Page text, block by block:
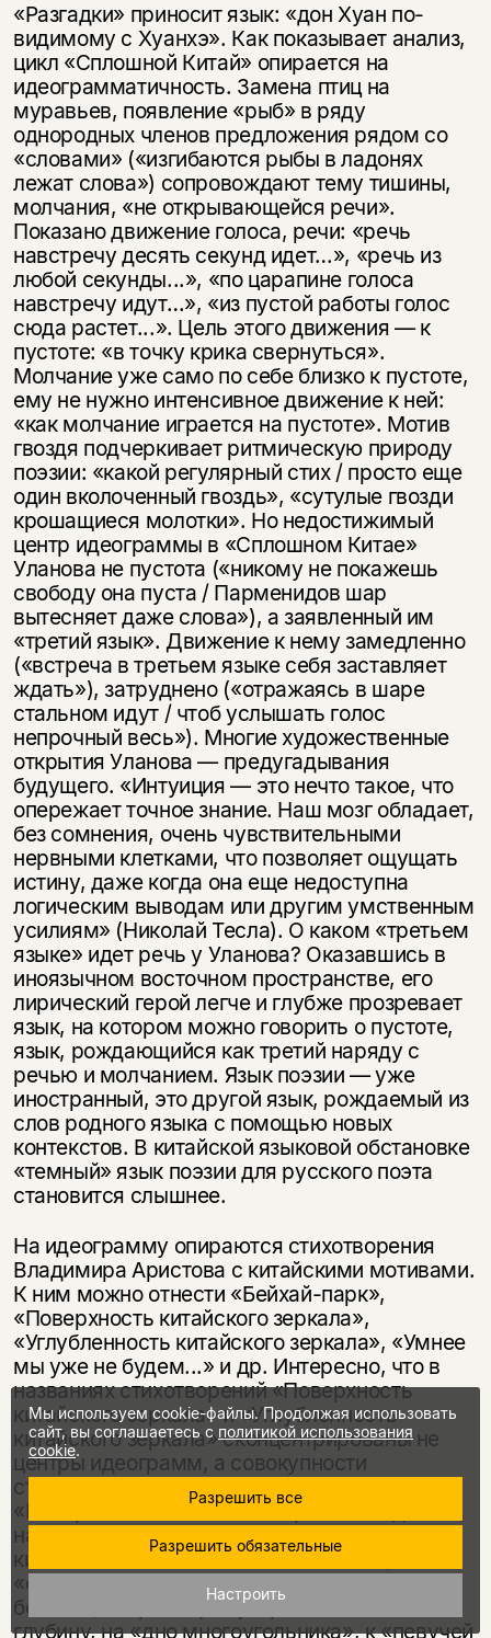
«Разгадки» приносит язык: «дон Хуан по-
видимому с Хуанхэ». Как показывает анализ,
цикл «Сплошной Китай» опирается на
идеограмматичность. Замена птиц на
муравьев, появление «рыб» в ряду
однородных членов предложения рядом со
«словами» («изгибаются рыбы в ладонях
лежат слова») сопровождают тему тишины,
молчания, «не открывающейся речи».
Показано движение голоса, речи: «речь
навстречу десять секунд идет…», «речь из
любой секунды...», «по царапине голоса
навстречу идут…», «из пустой работы голос
сюда растет...». Цель этого движения — к
пустоте: «в точку крика свернуться».
Молчание уже само по себе близко к пустоте,
ему не нужно интенсивное движение к ней:
«как молчание играется на пустоте». Мотив
гвоздя подчеркивает ритмическую природу
поэзии: «какой регулярный стих / просто еще
один вколоченный гвоздь», «сутулые гвозди
крошащиеся молотки». Но недостижимый
центр идеограммы в «Сплошном Китае»
Уланова не пустота («никому не покажешь
свободу она пуста / Парменидов шар
вытесняет даже слова»), а заявленный им
«третий язык». Движение к нему замедленно
(«встреча в третьем языке себя заставляет
ждать»), затруднено («отражаясь в шаре
стальном идут / чтоб услышать голос
непрочный весь»). Многие художественные
открытия Уланова — предугадывания
будущего. «Интуиция — это нечто такое, что
опережает точное знание. Наш мозг обладает,
без сомнения, очень чувствительными
нервными клетками, что позволяет ощущать
истину, даже когда она еще недоступна
логическим выводам или другим умственным
усилиям» (Николай Тесла). О каком «третьем
языке» идет речь у Уланова? Оказавшись в
иноязычном восточном пространстве, его
лирический герой легче и глубже прозревает
язык, на котором можно говорить о пустоте,
язык, рождающийся как третий наряду с
речью и молчанием. Язык поэзии — уже
иностранный, это другой язык, рождаемый из
слов родного языка с помощью новых
контекстов. В китайской языковой обстановке
«темный» язык поэзии для русского поэта
становится слышнее.
На идеограмму опираются стихотворения
Владимира Аристова с китайскими мотивами.
К ним можно отнести «Бейхай-парк»,
«Поверхность китайского зеркала»,
«Углубленность китайского зеркала», «Умнее
мы уже не будем...» и др. Интересно, что в
названиях стихотворений «Поверхность
китайского зеркала» и «Углубленность
китайского зеркала» сконцентрированы не
центры идеограмм, а совокупности
стремящихся к центрам мотивов. В
«Поверхности китайского зеркала» видимые,
наружные, лежащие на поверхности
китайские мотивы «можжевельника»,
«озера», «горы», «дракона», «рисового
болота», «иероглифа» устремляются в
глубину, на «дно многоугольника», к «певучей
Мы используем cookie-файлы. Продолжая использовать
сайт, вы соглашаетесь с политикой использования
cookie.
Разрешить все
Разрешить обязательные
Настроить